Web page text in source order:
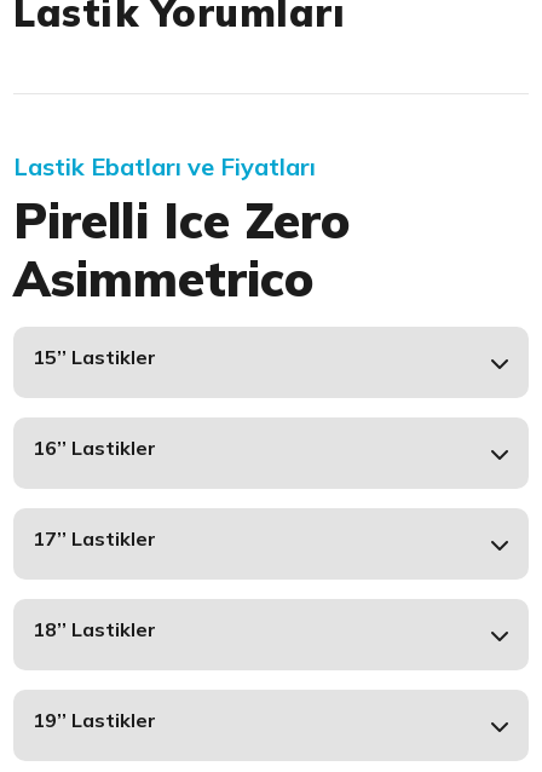
Lastik Yorumları
Lastik Ebatları ve Fiyatları
Pirelli Ice Zero
Asimmetrico
15’’ Lastikler
16’’ Lastikler
17’’ Lastikler
18’’ Lastikler
19’’ Lastikler